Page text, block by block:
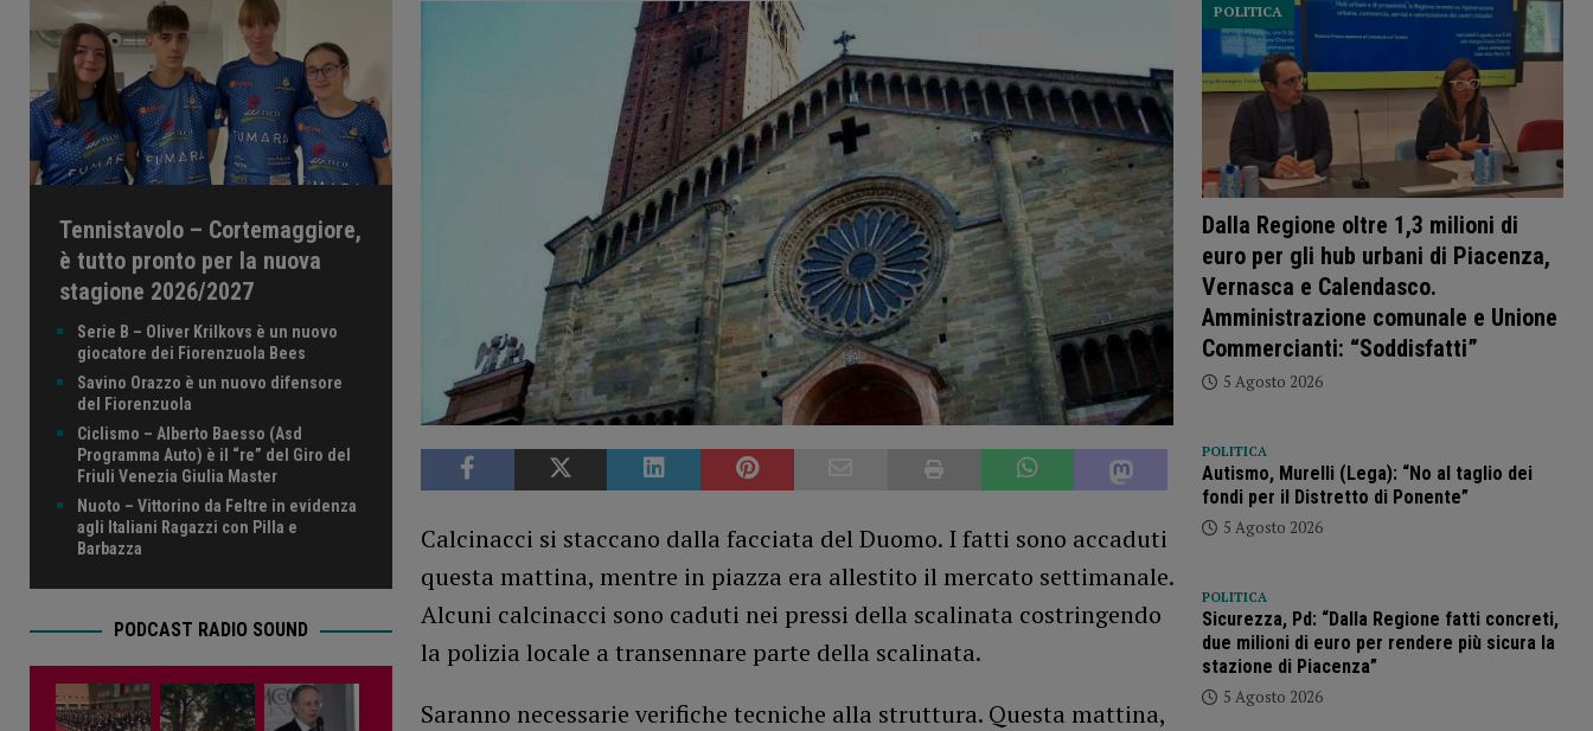
Calcinacci si staccano dalla facciata del Duomo. I fatti sono accaduti
questa mattina, mentre in piazza era allestito il mercato settimanale.
Alcuni calcinacci sono caduti nei pressi della scalinata costringendo
la polizia locale a transennare parte della scalinata.
Saranno necessarie verifiche tecniche alla struttura. Questa mattina,
Tennistavolo – Cortemaggiore,
è tutto pronto per la nuova
stagione 2026/2027
Serie B – Oliver Krilkovs è un nuovo
giocatore dei Fiorenzuola Bees
Savino Orazzo è un nuovo difensore
del Fiorenzuola
Ciclismo – Alberto Baesso (Asd
Programma Auto) è il “re” del Giro del
Friuli Venezia Giulia Master
Nuoto – Vittorino da Feltre in evidenza
agli Italiani Ragazzi con Pilla e
Barbazza
PODCAST RADIO SOUND
Dalla Regione oltre 1,3 milioni di
euro per gli hub urbani di Piacenza,
Vernasca e Calendasco.
Amministrazione comunale e Unione
Commercianti: “Soddisfatti”
POLITICA
5 Agosto 2026
POLITICA
Autismo, Murelli (Lega): “No al taglio dei
fondi per il Distretto di Ponente”
5 Agosto 2026
POLITICA
Sicurezza, Pd: “Dalla Regione fatti concreti,
due milioni di euro per rendere più sicura la
stazione di Piacenza”
5 Agosto 2026